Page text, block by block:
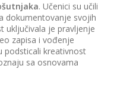
. Učenici su učili
dokumentovanje svojih
uključivala je pravljenje
zapisa i vođenje
podsticali kreativnost
sa osnovama